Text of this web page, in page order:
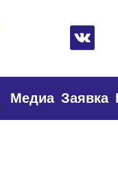
Медиа Заявка